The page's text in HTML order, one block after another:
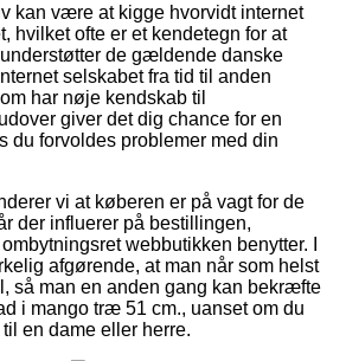
kan være at kigge hvorvidt internet
hvilket ofte er et kendetegn for at
de gældende danske
selskabet fra tid til anden
har nøje kendskab til
giver det dig chance for en
du forvoldes problemer med din
vi at køberen er på vagt for de
der influerer på bestillingen,
webbutikken benytter. I
afgørende, at man når som helst
så man en anden gang kan bekræfte
i mango træ 51 cm., uanset om du
en dame eller herre.